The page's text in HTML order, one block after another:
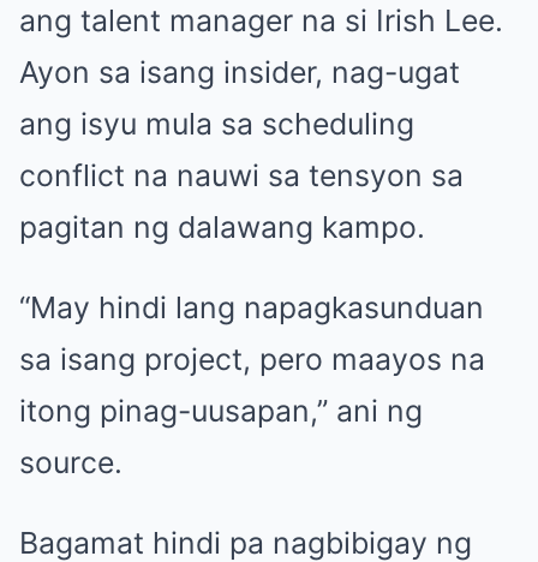
ang talent manager na si Irish Lee.
Ayon sa isang insider, nag-ugat
ang isyu mula sa scheduling
conflict na nauwi sa tensyon sa
pagitan ng dalawang kampo.
“May hindi lang napagkasunduan
sa isang project, pero maayos na
itong pinag-uusapan,” ani ng
source.
Bagamat hindi pa nagbibigay ng